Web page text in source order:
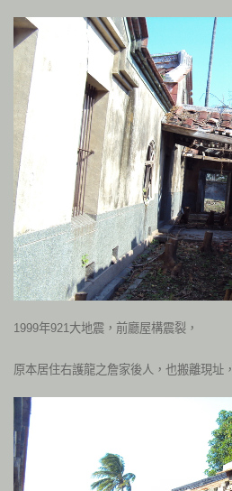
1999年921大地震，前廳屋構震裂，
原本居住右護龍之詹家後人，也搬離現址，